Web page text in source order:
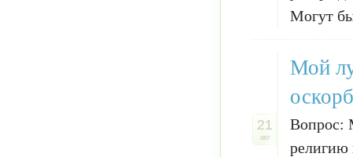
Могут
21
авг
Мой
Вопрос:
религию